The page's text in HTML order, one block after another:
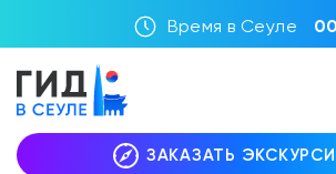
Время в Сеуле
ЗАКАЗАТЬ